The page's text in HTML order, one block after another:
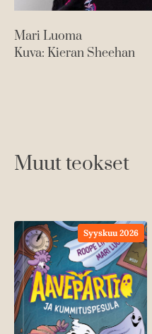
Mari Luoma
Kuva: Kieran Sheehan
Muut teokset
Syyskuu 2026